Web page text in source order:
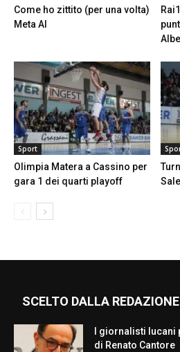
Come ho zittito (per una volta)
Meta AI
Sport
Olimpia Matera a Cassino per
gara 1 dei quarti playoff
SCELTO DALLA REDAZIONE
I giornalisti
di Renato Cantore